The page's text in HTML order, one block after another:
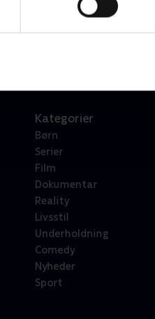
Kategorier
Børn
Serier
Film
Dokumentar
Reality
Livsstil
Underholdning
Comedy
Nyheder
Sport